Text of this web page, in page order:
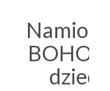
Namiot
BOHO
dzieci